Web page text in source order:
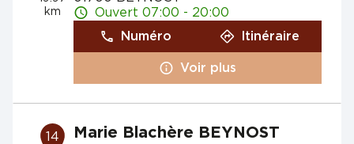
km
Ouvert 07:00 - 20:00
Numéro
Itinéraire
Voir plus
14 Marie Blachère BEYNOST